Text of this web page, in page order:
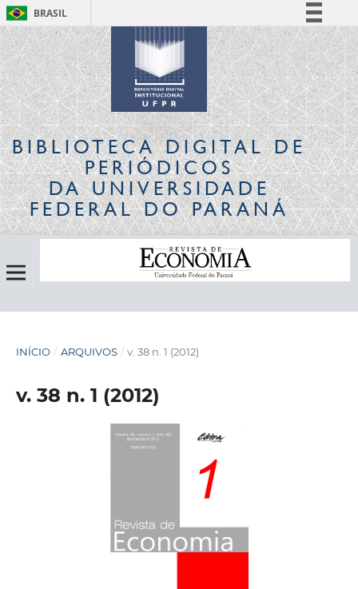
BRASIL
Simplifique!
Comunica BR
Participe
Acesso à informação
Legislação
Canais
BIBLIOTECA DIGITALDE
PERIÓDICOS
DA UNIVERSIDADE
FEDERAL DO PARANÁ
INÍCIO / ARQUIVOS / v. 38 n. 1 (2012)
v. 38 n. 1 (2012)